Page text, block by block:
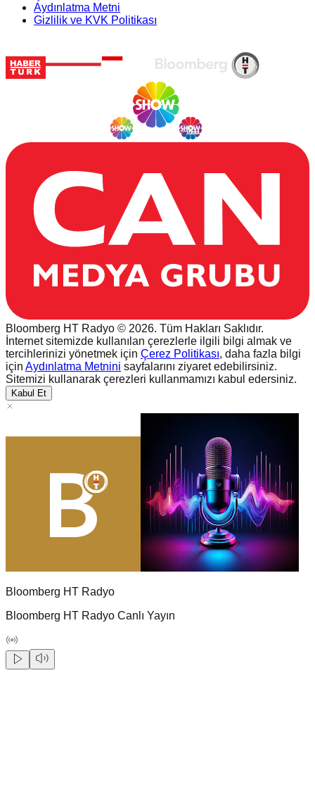
Aydınlatma Metni
Gizlilik ve KVK Politikası
Bloomberg HT Radyo © 2026. Tüm Hakları Saklıdır.
İnternet sitemizde kullanılan çerezlerle ilgili bilgi almak ve
tercihlerinizi yönetmek için Çerez Politikası, daha fazla bilgi
için Aydınlatma Metnini sayfalarını ziyaret edebilirsiniz.
Sitemizi kullanarak çerezleri kullanmamızı kabul edersiniz.
Kabul Et
Bloomberg HT Radyo
Bloomberg HT Radyo Canlı Yayın